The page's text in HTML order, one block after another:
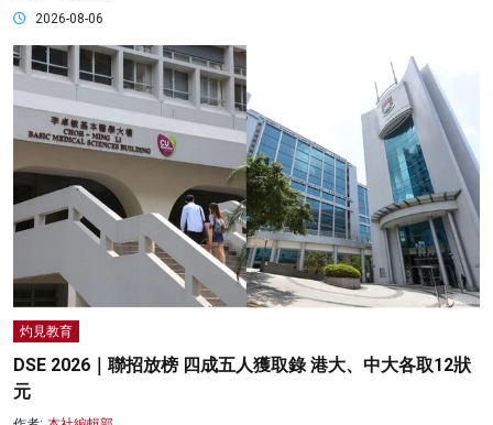
2026-08-06
灼見教育
DSE 2026｜聯招放榜 四成五人獲取錄 港大、中大各取12狀
元